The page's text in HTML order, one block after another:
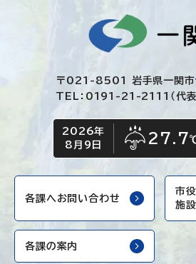
〒021-8501 岩手県一関市
TEL：0191-21-2111（代表
今日の日付
2026年
8月9日
今日の天気
雨
27.7
各課へお問い合わせ
市役
施
各課の案内